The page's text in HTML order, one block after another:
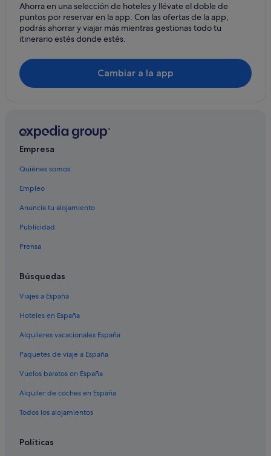
Ahorra en una selección de hoteles y llévate el doble de
puntos por reservar en la app. Con las ofertas de la app,
podrás ahorrar y viajar más mientras gestionas todo tu
itinerario estés donde estés.
Cambiar a la app
Empresa
Quiénes somos
Empleo
Anuncia tu alojamiento
Publicidad
Prensa
Búsquedas
Viajes a España
Hoteles en España
Alquileres vacacionales España
Paquetes de viaje a España
Vuelos baratos en España
Alquiler de coches en España
Todos los alojamientos
Políticas